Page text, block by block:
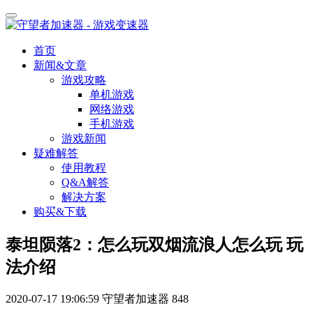
首页
新闻&文章
游戏攻略
单机游戏
网络游戏
手机游戏
游戏新闻
疑难解答
使用教程
Q&A解答
解决方案
购买&下载
泰坦陨落2：怎么玩双烟流浪人怎么玩 玩
法介绍
2020-07-17 19:06:59 守望者加速器 848